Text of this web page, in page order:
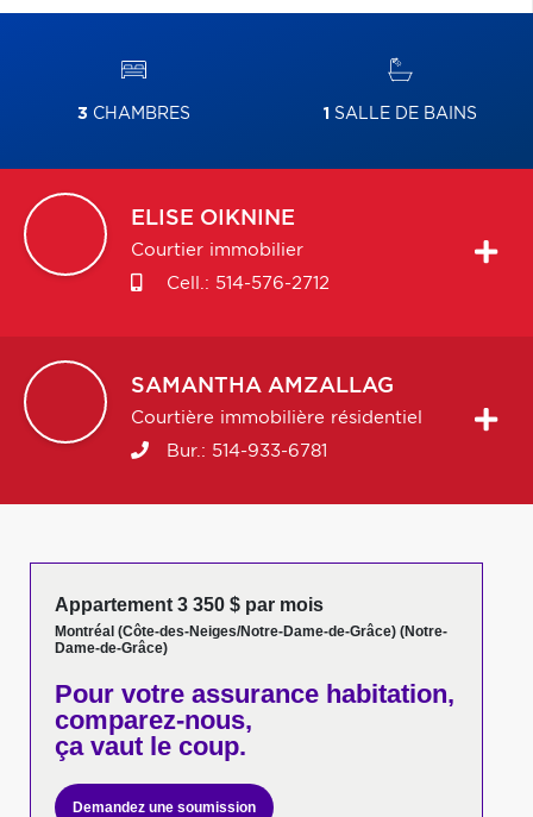
3 CHAMBRES 1 SALLE DE BAINS
ELISE OIKNINE
Courtier immobilier
Cell.: 514-576-2712
SAMANTHA AMZALLAG
Courtière immobilière résidentiel
Bur.: 514-933-6781
Appartement 3 350 $ par mois
Montréal (Côte-des-Neiges/Notre-Dame-de-Grâce) (Notre-
Dame-de-Grâce)
Pour votre assurance habitation,
comparez-nous,
ça vaut le coup.
Demandez une soumission